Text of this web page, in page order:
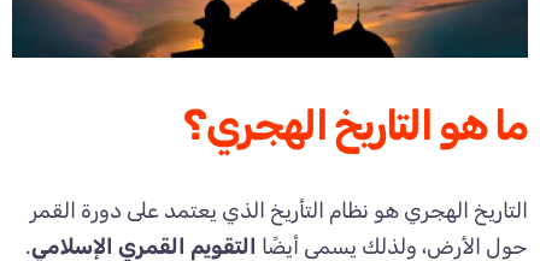
ما هو التاريخ الهجري؟
التاريخ الهجري هو نظام التأريخ الذي يعتمد على دورة القمر
حول الأرض، ولذلك يسمى أيضًا التقويم القمري الإسلامي.